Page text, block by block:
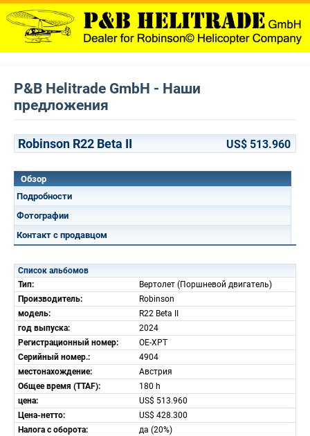
P&B Helitrade GmbH - Наши
предложения
Robinson R22 Beta II US$ 513.960
Обзор
Подробности
Фотографии
Контакт с продавцом
Список альбомов
Тип:
Вертолет (Поршневой двигатель)
Производитель:
Robinson
модель:
R22 Beta II
год выпуска:
2024
Регистрационный номер:
OE-XPT
Серийный номер.:
4904
местонахождение:
Австрия
Общее время (TTAF):
180 h
цена:
US$ 513.960
Цена-нетто:
US$ 428.300
Налога с оборота:
да (20%)